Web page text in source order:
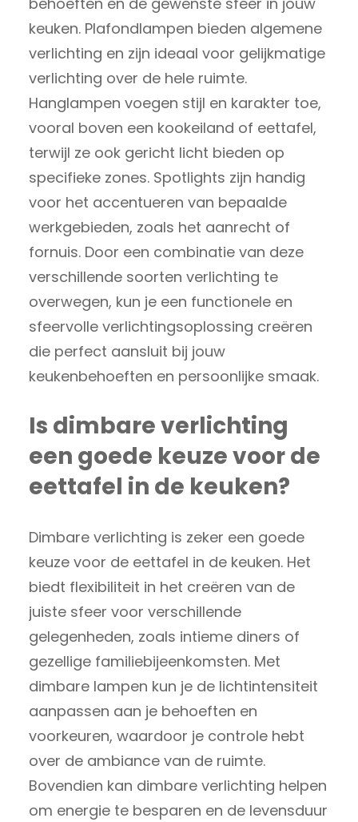
keuken. Plafondlampen bieden algemene
verlichting en zijn ideaal voor gelijkmatige
verlichting over de hele ruimte.
Hanglampen voegen stijl en karakter toe,
vooral boven een kookeiland of eettafel,
terwijl ze ook gericht licht bieden op
specifieke zones. Spotlights zijn handig
voor het accentueren van bepaalde
werkgebieden, zoals het aanrecht of
fornuis. Door een combinatie van deze
verschillende soorten verlichting te
overwegen, kun je een functionele en
sfeervolle verlichtingsoplossing creëren
die perfect aansluit bij jouw
keukenbehoeften en persoonlijke smaak.
Is dimbare verlichting
een goede keuze voor de
eettafel in de keuken?
Dimbare verlichting is zeker een goede
keuze voor de eettafel in de keuken. Het
biedt flexibiliteit in het creëren van de
juiste sfeer voor verschillende
gelegenheden, zoals intieme diners of
gezellige familiebijeenkomsten. Met
dimbare lampen kun je de lichtintensiteit
aanpassen aan je behoeften en
voorkeuren, waardoor je controle hebt
over de ambiance van de ruimte.
Bovendien kan dimbare verlichting helpen
om energie te besparen en de levensduur